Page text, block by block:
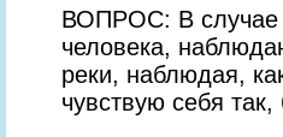
ВОПРОС: В случае
человека,
реки, наблюдая,
чувствую себя